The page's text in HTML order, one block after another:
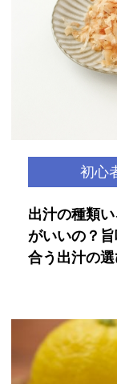
初心
出汁の種類
がいいの？
合う出汁の選